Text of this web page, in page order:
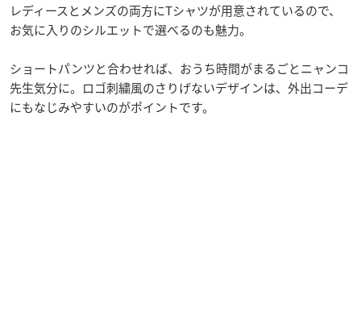
レディースとメンズの両方にTシャツが用意されているので、
お気に入りのシルエットで選べるのも魅力。
ショートパンツと合わせれば、おうち時間がまるごとニャンコ
先生気分に。ロゴ刺繍風のさりげないデザインは、外出コーデ
にもなじみやすいのがポイントです。